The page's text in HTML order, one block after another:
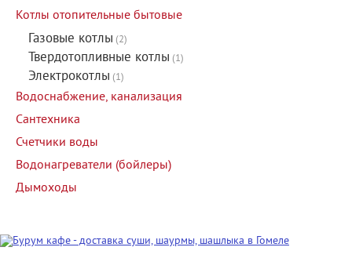
Котлы отопительные бытовые
Газовые котлы (2)
Твердотопливные котлы (1)
Электрокотлы (1)
Водоснабжение, канализация
Сантехника
Счетчики воды
Водонагреватели (бойлеры)
Дымоходы